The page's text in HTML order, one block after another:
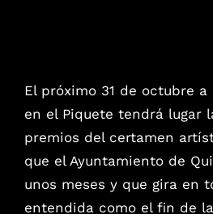
El próximo 31 de octubre
en el Piquete tendrá lugar
premios del certamen
que el Ayuntamiento de
unos meses y que gira en
entendida como el fin de